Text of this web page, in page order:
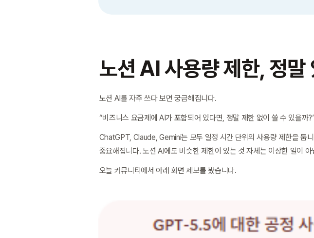
노션 AI 사용량 제한, 정말
노션 AI를 자주 쓰다 보면 궁금해집니다.
“비즈니스 요금제에 AI가 포함되어 있다면, 정말 제한 없이 쓸 수 있을까
ChatGPT, Claude, Gemini는 모두 일정 시간 단위의 사용량 제한을 둡
중요해집니다. 노션 AI에도 비슷한 제한이 있는 것 자체는 이상한 일이 아
오늘 커뮤니티에서 아래 화면 제보를 봤습니다.